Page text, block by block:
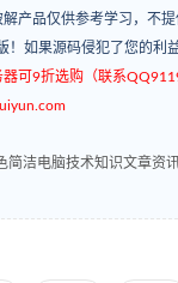
产品仅供参考学习，不
！如果源码侵犯了您的利
器可9折选购（联系
简洁电脑技术知识文章资